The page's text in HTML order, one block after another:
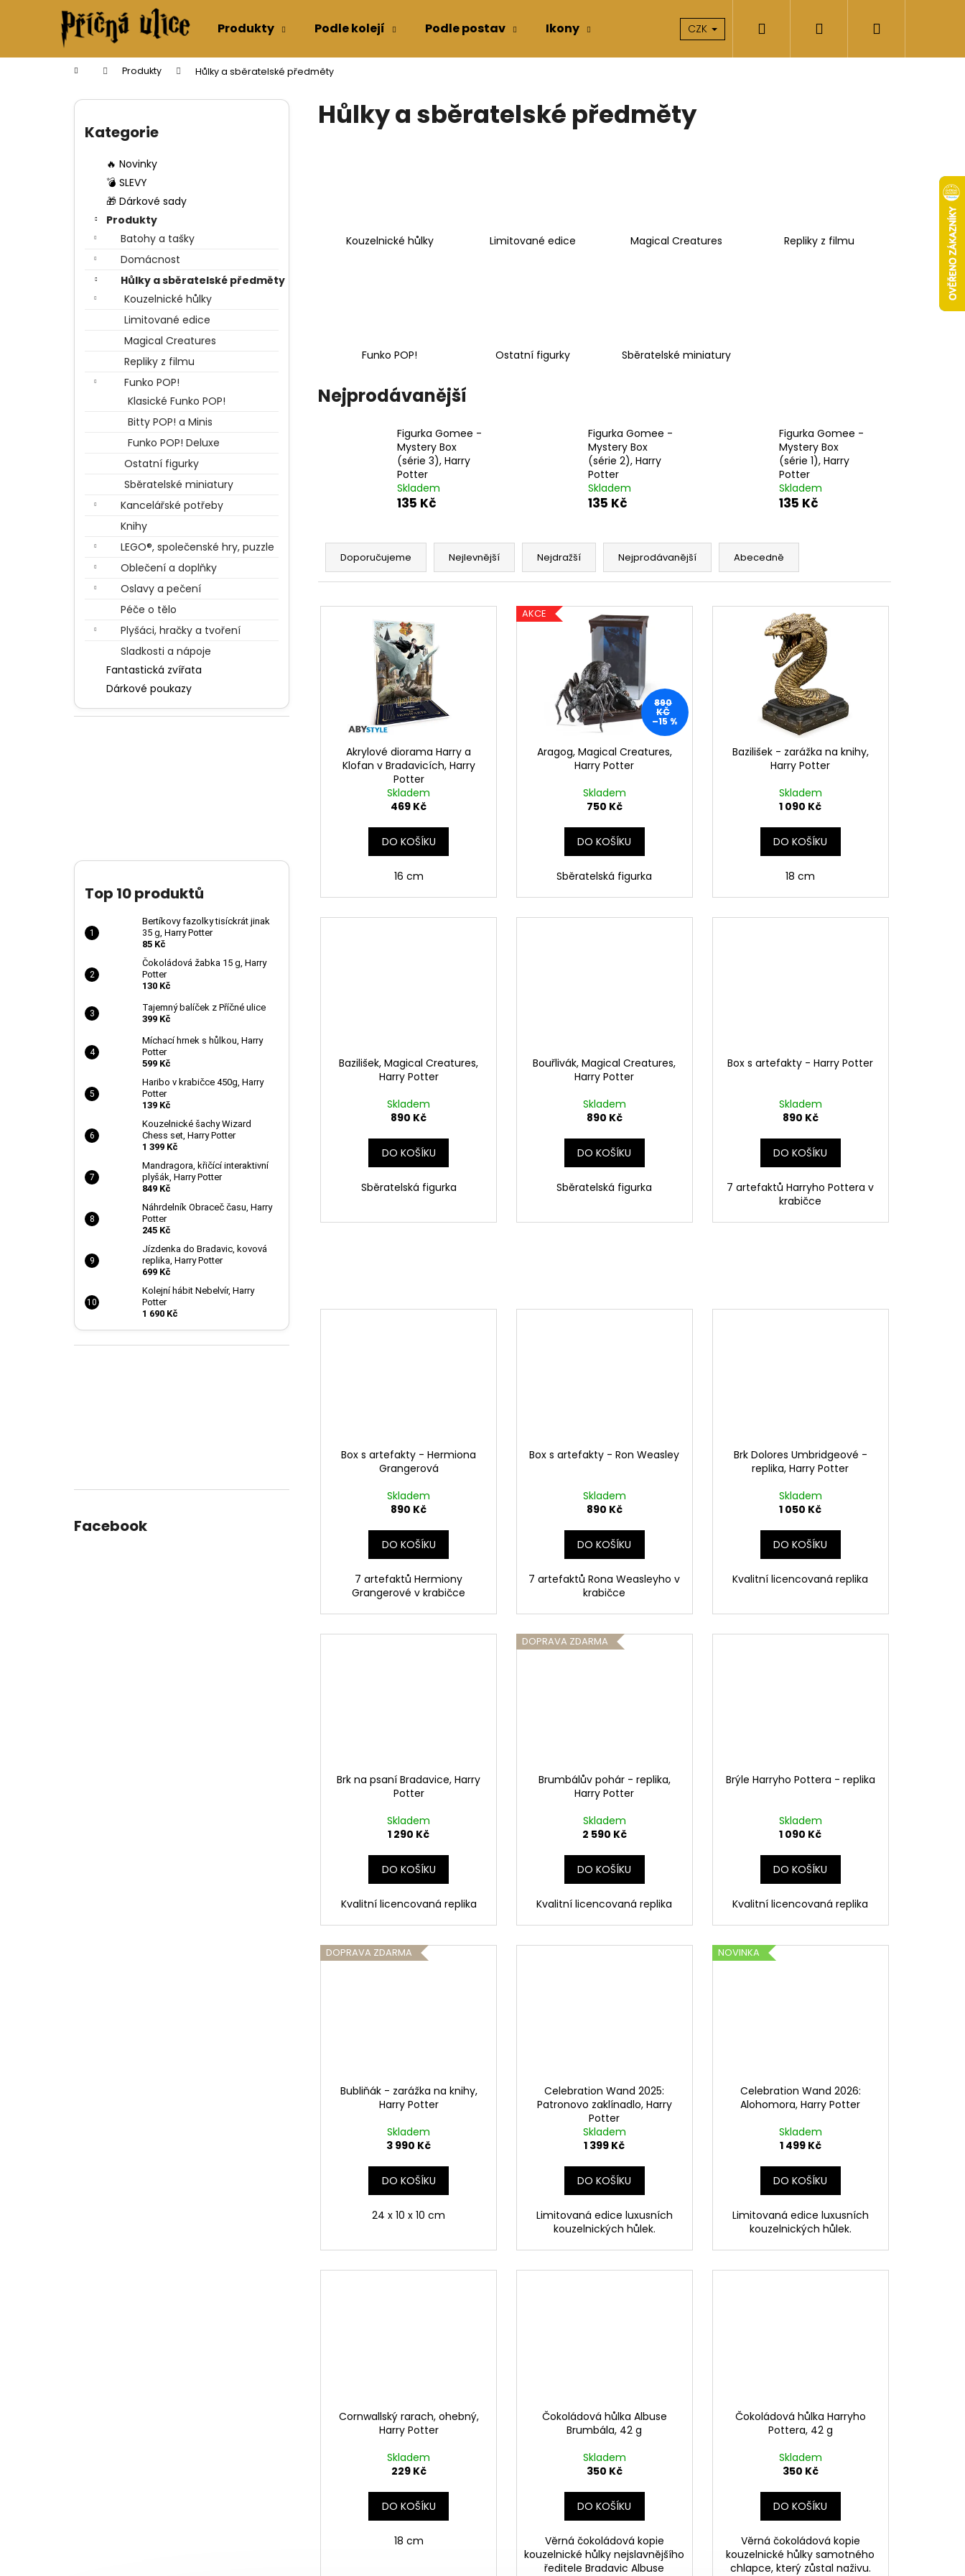
Produkty Podle kolejí Podle postav Ikony O nás
CZK Přihlášení
Domů Produkty Hůlky a sběratelské předměty
kategorie
Kategorie
🔥 Novinky
💣 SLEVY
🎁 Dárkové sady
Produkty
Batohy a tašky
Domácnost
Hůlky a sběratelské předměty
Kouzelnické hůlky
Limitované edice
Magical Creatures
Repliky z filmu
Funko POP!
Klasické Funko POP!
Bitty POP! a Minis
Funko POP! Deluxe
Ostatní figurky
Sběratelské miniatury
Kancelářské potřeby
Knihy
LEGO®, společenské hry, puzzle
Oblečení a doplňky
Oslavy a pečení
Péče o tělo
Plyšáci, hračky a tvoření
Sladkosti a nápoje
Fantastická zvířata
Dárkové poukazy
Top 10 produktů
Bertíkovy fazolky tisíckrát jinak
35 g, Harry Potter
85 Kč
Čokoládová žabka 15 g, Harry
Potter
130 Kč
Tajemný balíček z Příčné ulice
399 Kč
Míchací hrnek s hůlkou, Harry
Potter
599 Kč
Haribo v krabičce 450g, Harry
Potter
139 Kč
Kouzelnické šachy Wizard
Chess set, Harry Potter
1 399 Kč
Mandragora, křičící interaktivní
plyšák, Harry Potter
849 Kč
Náhrdelník Obraceč času, Harry
Potter
245 Kč
Jízdenka do Bradavic, kovová
replika, Harry Potter
699 Kč
Kolejní hábit Nebelvír, Harry
Potter
1 690 Kč
Facebook
Hůlky a sběratelské předměty
Kouzelnické hůlky Limitované edice Magical Creatures Repliky z filmu
Funko POP! Ostatní figurky Sběratelské miniatury
Nejprodávanější
Figurka Gomee -
Mystery Box
(série 3), Harry
Potter
Skladem
135 Kč
Figurka Gomee -
Mystery Box
(série 2), Harry
Potter
Skladem
135 Kč
Figurka Gomee -
Mystery Box
(série 1), Harry
Potter
Skladem
135 Kč
Ř
z
Doporučujeme Nejlevnější Nejdražší Nejprodávanější Abecedně
V
Akrylové diorama Harry a
Klofan v Bradavicích, Harry
Potter
Skladem
469 Kč
DO KOŠÍKU
16 cm
AKCE
890
KČ
–15 %
Aragog, Magical Creatures,
Harry Potter
Skladem
750 Kč
DO KOŠÍKU
Sběratelská figurka
Bazilišek - zarážka na knihy,
Harry Potter
Skladem
1 090 Kč
DO KOŠÍKU
18 cm
Bazilišek, Magical Creatures,
Harry Potter
Skladem
890 Kč
DO KOŠÍKU
Sběratelská figurka
Bouřlivák, Magical Creatures,
Harry Potter
Skladem
890 Kč
DO KOŠÍKU
Sběratelská figurka
Box s artefakty - Harry Potter
Skladem
890 Kč
DO KOŠÍKU
7 artefaktů Harryho Pottera v
krabičce
Box s artefakty - Hermiona
Grangerová
Skladem
890 Kč
DO KOŠÍKU
7 artefaktů Hermiony
Grangerové v krabičce
Box s artefakty - Ron Weasley
Skladem
890 Kč
DO KOŠÍKU
7 artefaktů Rona Weasleyho v
krabičce
Brk Dolores Umbridgeové -
replika, Harry Potter
Skladem
1 050 Kč
DO KOŠÍKU
Kvalitní licencovaná replika
Brk na psaní Bradavice, Harry
Potter
Skladem
1 290 Kč
DO KOŠÍKU
Kvalitní licencovaná replika
DOPRAVA ZDARMA
Brumbálův pohár - replika,
Harry Potter
Skladem
2 590 Kč
DO KOŠÍKU
Kvalitní licencovaná replika
Brýle Harryho Pottera - replika
Skladem
1 090 Kč
DO KOŠÍKU
Kvalitní licencovaná replika
DOPRAVA ZDARMA
Bubliňák - zarážka na knihy,
Harry Potter
Skladem
3 990 Kč
DO KOŠÍKU
24 x 10 x 10 cm
Celebration Wand 2025:
Patronovo zaklínadlo, Harry
Potter
Skladem
1 399 Kč
DO KOŠÍKU
Limitovaná edice luxusních
kouzelnických hůlek.
NOVINKA
Celebration Wand 2026:
Alohomora, Harry Potter
Skladem
1 499 Kč
DO KOŠÍKU
Limitovaná edice luxusních
kouzelnických hůlek.
Cornwallský rarach, ohebný,
Harry Potter
Skladem
229 Kč
DO KOŠÍKU
18 cm
Čokoládová hůlka Albuse
Brumbála, 42 g
Skladem
350 Kč
DO KOŠÍKU
Věrná čokoládová kopie
kouzelnické hůlky nejslavnějšího
ředitele Bradavic Albuse
Čokoládová hůlka Harryho
Pottera, 42 g
Skladem
350 Kč
DO KOŠÍKU
Věrná čokoládová kopie
kouzelnické hůlky samotného
chlapce, který zůstal naživu.
í
Zpět
do
Zpět
do
Co potřebujete najít?
BERTÍKOVY FAZOLKY TISÍCKRÁT JINAK
35 G, HARRY POTTER
Původně: 499 Kč